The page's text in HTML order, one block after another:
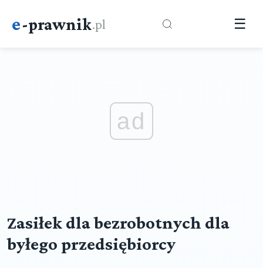
e-prawnik.pl ☰
ad
Zasiłek dla bezrobotnych dla
byłego przedsiębiorcy